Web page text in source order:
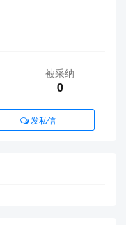
被采纳
0
发私信